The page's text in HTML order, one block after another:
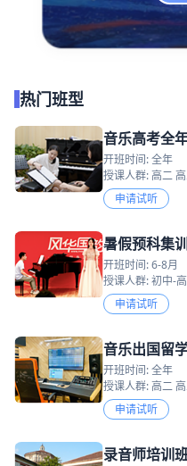
热门班型
音乐高考全
开班时间: 全年
授课人群: 高二
申请试听
暑假预科集
开班时间: 6-8月
授课人群: 初中-
申请试听
音乐出国留
开班时间: 全年
授课人群: 高二
申请试听
录音师培训